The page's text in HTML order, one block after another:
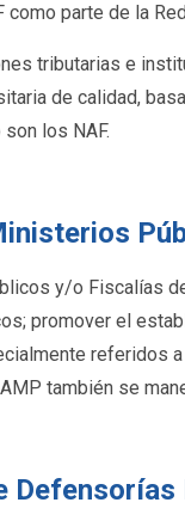
parte de la
tributarias e
de calidad,
los NAF.
y/o Fiscalías
promover el
referidos
también se